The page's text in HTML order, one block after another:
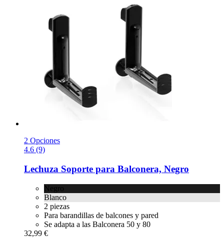
2 Opciones
4.6 (9)
Lechuza Soporte para Balconera, Negro
Negro
Blanco
2 piezas
Para barandillas de balcones y pared
Se adapta a las Balconera 50 y 80
32,99 €